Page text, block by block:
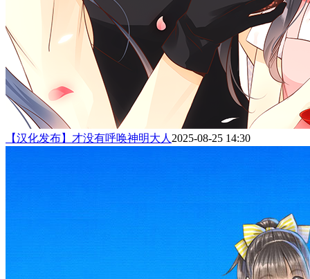
【汉化发布】才没有呼唤神明大人 2025-08-25 14:30